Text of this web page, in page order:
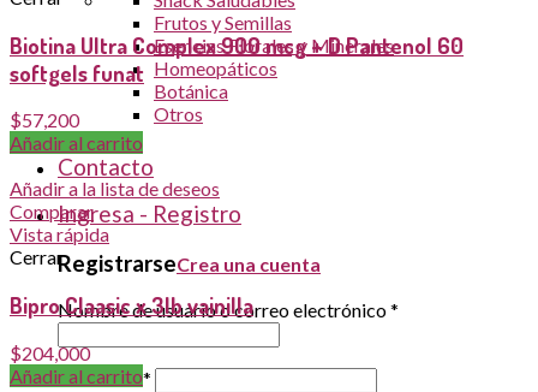
Frutos y Semillas
Esencias Florales y Minerales
Homeopáticos
Botánica
Otros
Blog
Contacto
Ingresa - Registro
RegistrarseCrea una cuenta
Nombre de usuario o correo electrónico*
Password*
Biotina Ultra Complex 900 mcg + D Pantenol 60
softgels funat
$57,200
Añadir al carrito
Añadir a la lista de deseos
Comparar
Vista rápida
Cerrar
Bipro Claasic x 3lb vainilla
$204,000
Añadir al carrito